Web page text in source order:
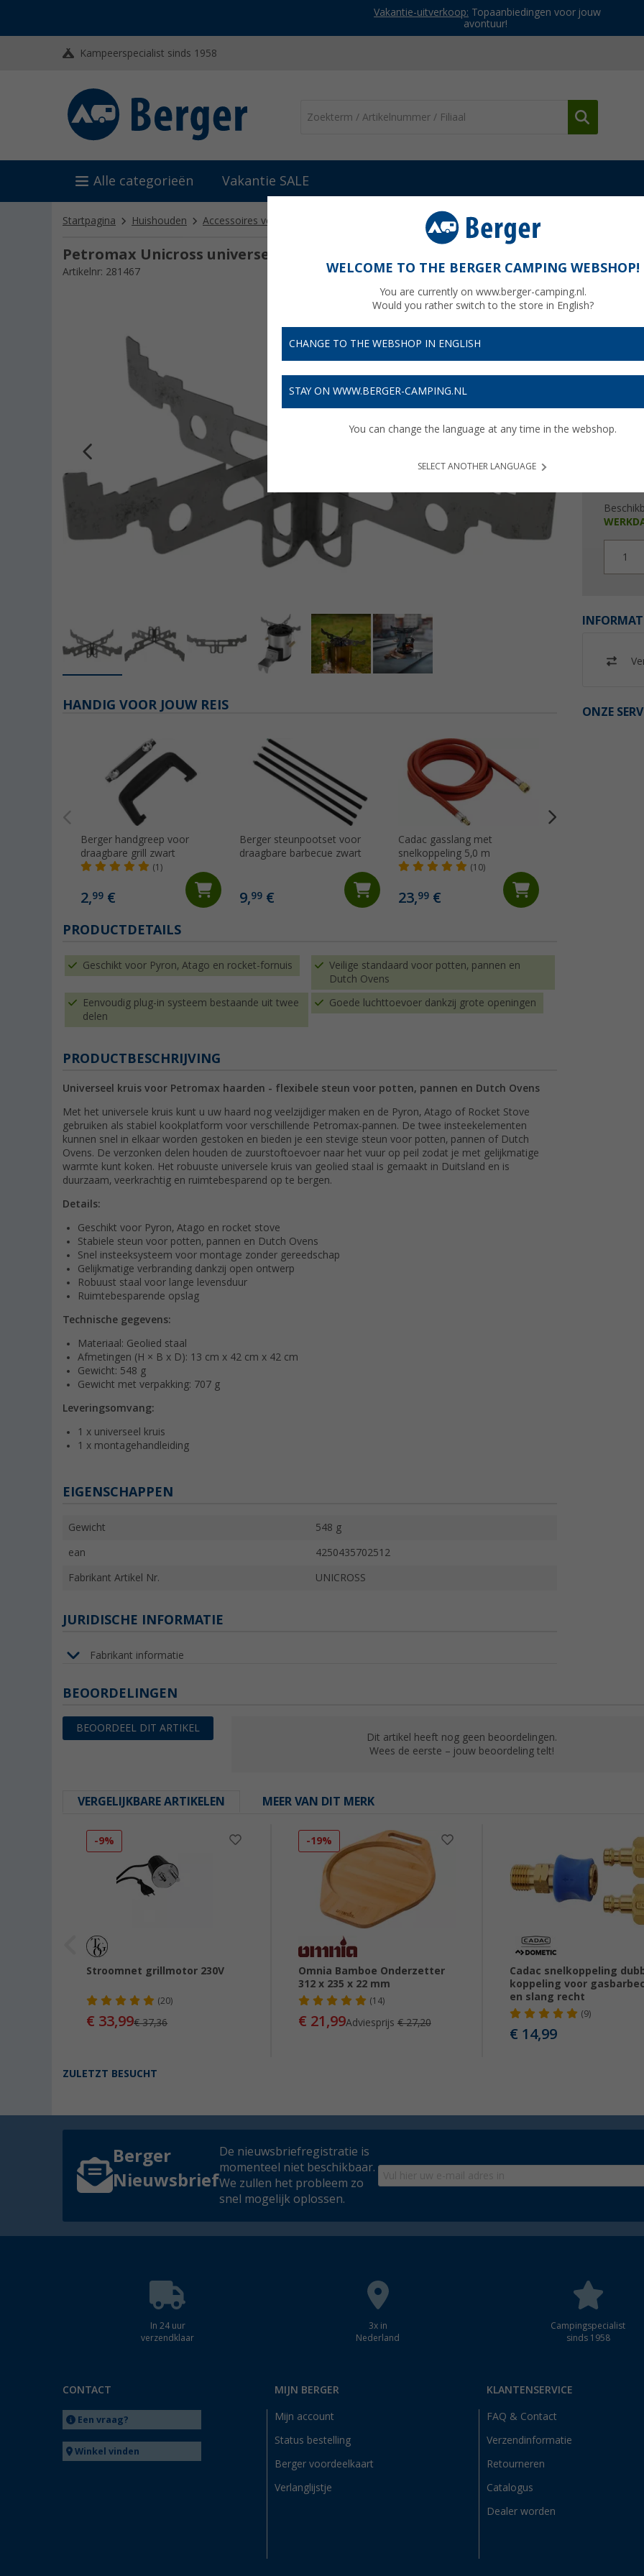
Vakantie-uitverkoop: Topaanbiedingen voor jouw
avontuur!
Kampeerspecialist sinds 1958
Alle categorieën Vakantie SALE
Startpagina Huishouden Accessoires voor barbecues & kooktoestellen Andere BBQ accessoires
Petromax Unicross universeel kruis
Artikelnr: 281467
€
1
ONZE
HANDIG VOOR JOUW REIS
Berger handgreep voor
draagbare grill zwart
(1)
2,99 €
Berger steunpootset voor
draagbare barbecue zwart
9,99 €
Cadac gasslang met
snelkoppeling 5,0 m
(10)
23,99 €
PRODUCTDETAILS
Geschikt voor Pyron, Atago en rocket-fornuis
Veilige standaard voor potten, pannen en
Dutch Ovens
Eenvoudig plug-in systeem bestaande uit twee
delen
Goede luchttoevoer dankzij grote openingen
PRODUCTBESCHRIJVING
Universeel kruis voor Petromax haarden - flexibele steun voor potten, pannen en Dutch Ovens
Met het universele kruis kunt u uw haard nog veelzijdiger maken en de Pyron, Atago of Rocket Stove
gebruiken als stabiel kookplatform voor verschillende Petromax-pannen. De twee insteekelementen
kunnen snel in elkaar worden gestoken en bieden je een stevige steun voor potten, pannen of Dutch
Ovens. De verzonken delen houden de zuurstoftoevoer naar het vuur op peil zodat je met gelijkmatige
warmte kunt koken. Het robuuste universele kruis van geolied staal is gemaakt in Duitsland en is
duurzaam, veerkrachtig en ruimtebesparend op te bergen.
Details:
Geschikt voor Pyron, Atago en rocket stove
Stabiele steun voor potten, pannen en Dutch Ovens
Snel insteeksysteem voor montage zonder gereedschap
Gelijkmatige verbranding dankzij open ontwerp
Robuust staal voor lange levensduur
Ruimtebesparende opslag
Technische gegevens:
Materiaal: Geolied staal
Afmetingen (H × B x D): 13 cm x 42 cm x 42 cm
Gewicht: 548 g
Gewicht met verpakking: 707 g
Leveringsomvang:
1 x universeel kruis
1 x montagehandleiding
EIGENSCHAPPEN
Gewicht 548 g
ean 4250435702512
Fabrikant Artikel Nr. UNICROSS
JURIDISCHE INFORMATIE
Fabrikant informatie
BEOORDELINGEN
BEOORDEEL DIT ARTIKEL
Dit artikel heeft nog geen beoordelingen.
Wees de eerste – jouw beoordeling telt!
VERGELIJKBARE ARTIKELEN MEER VAN DIT MERK
-9%
Stroomnet grillmotor 230V
(20)
€ 33,99€ 37,36
-19%
Omnia Bamboe Onderzetter
312 x 235 x 22 mm
(14)
€ 21,99Adviesprijs € 27,20
Cadac snelkoppeling
koppeling voor
en slang recht
(9)
€ 14,99
ZULETZT BESUCHT
Berger
Nieuwsbrief
De nieuwsbriefregistratie is
momenteel niet beschikbaar.
We zullen het probleem zo
snel mogelijk oplossen.
In 24 uur
verzendklaar
3x in
Nederland
Campingspecialist
sinds 1958
CONTACT
Een vraag?
Winkel vinden
MIJN BERGER
Mijn account
Status bestelling
Berger voordeelkaart
Verlanglijstje
KLANTENSERVICE
FAQ & Contact
Verzendinformatie
Retourneren
Catalogus
Dealer worden
WELCOME TO THE BERGER CAMPING WEBSHOP!
You are currently on www.berger-camping.nl.
Would you rather switch to the store in English?
CHANGE TO THE WEBSHOP IN ENGLISH
STAY ON WWW.BERGER-CAMPING.NL
You can change the language at any time in the webshop.
SELECT ANOTHER LANGUAGE